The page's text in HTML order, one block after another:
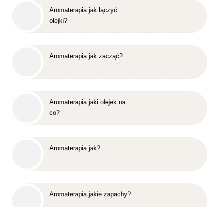
Aromaterapia jak łączyć
olejki?
Aromaterapia jak zacząć?
Aromaterapia jaki olejek na
co?
Aromaterapia jak?
Aromaterapia jakie zapachy?